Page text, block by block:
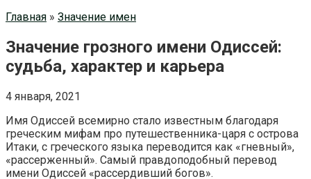
Главная » Значение имен
Значение грозного имени Одиссей:
судьба, характер и карьера
4 января, 2021
Имя Одиссей всемирно стало известным благодаря
греческим мифам про путешественника-царя с острова
Итаки, с греческого языка переводится как «гневный»,
«рассерженный». Самый правдоподобный перевод
имени Одиссей «рассердивший богов».